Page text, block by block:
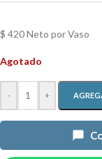
$ 420 Neto por Vaso
Agotado
- +